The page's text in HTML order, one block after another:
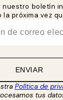
boletín
la próxima vez
ENVIAR
Política de
tus